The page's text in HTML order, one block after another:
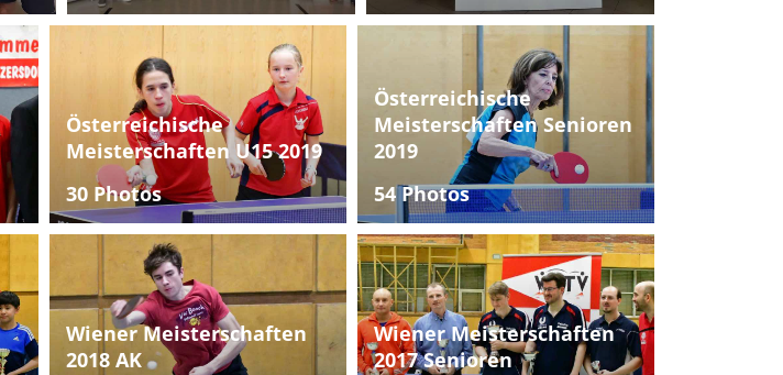
Österreichische
Meisterschaften U15 2019
30 Photos
Österreichische
Meisterschaften Senioren
2019
54 Photos
Wiener Meisterschaften
2018 AK
Wiener Meisterschaften
2017 Senioren